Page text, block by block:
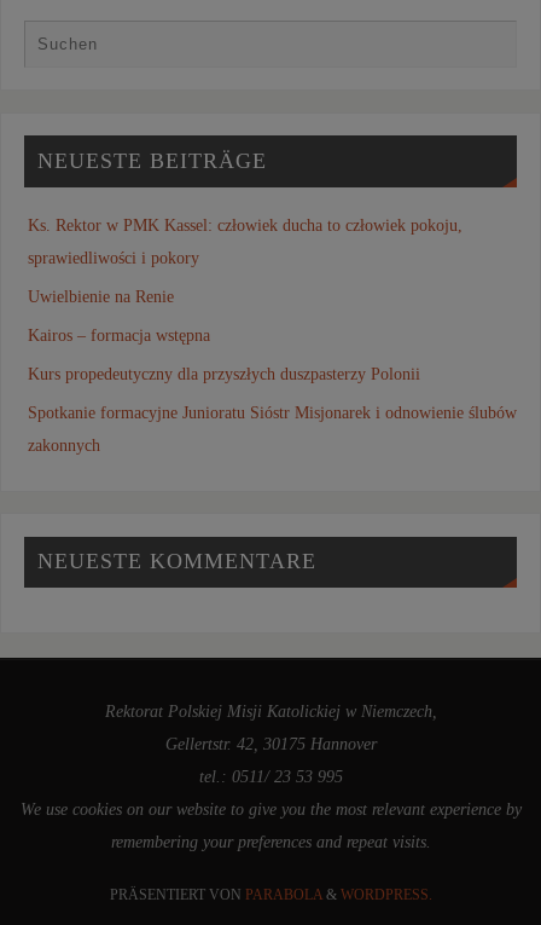
NEUESTE BEITRÄGE
Ks. Rektor w PMK Kassel: człowiek ducha to człowiek pokoju,
sprawiedliwości i pokory
Uwielbienie na Renie
Kairos – formacja wstępna
Kurs propedeutyczny dla przyszłych duszpasterzy Polonii
Spotkanie formacyjne Junioratu Sióstr Misjonarek i odnowienie ślubów
zakonnych
NEUESTE KOMMENTARE
Rektorat Polskiej Misji Katolickiej w Niemczech,
Gellertstr. 42, 30175 Hannover
tel.: 0511/ 23 53 995
We use cookies on our website to give you the most relevant experience by
remembering your preferences and repeat visits.
PRÄSENTIERT VON PARABOLA& WORDPRESS.